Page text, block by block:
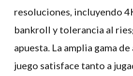
resoluciones, incluyendo
bankroll y tolerancia al
apuesta. La amplia gama
juego satisface tanto a